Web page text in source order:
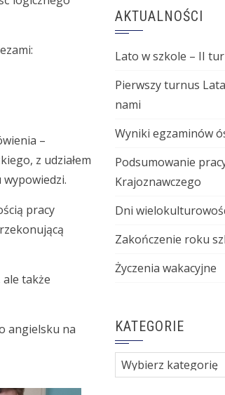
–
z udziałem
wypowiedzi.
pracy
także
angielsku na
AKTUALNOŚCI
Lato w szkole – II
Pierwszy turnus
nami
Wyniki egzaminów
Podsumowanie
Krajoznawczego
Dni
Zakończenie roku
Życzenia wakacyjne
KATEGORIE
Kategorie